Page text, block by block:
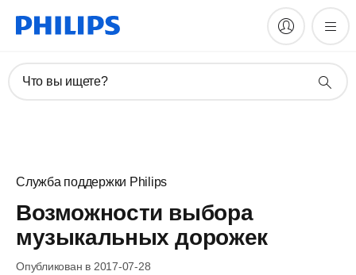
Что вы ищете?
Служба поддержки Philips
Возможности выбора
музыкальных дорожек
Опубликован в 2017-07-28